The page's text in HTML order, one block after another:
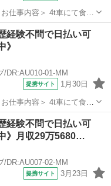
ー
経験不問で日払い可
》
/DR:AU010-01-MM
提携サイト 1月30日
型免
ー
経験不問で日払い可
》月収29万5680…
/DR:AU007-02-MM
提携サイト 3月23日